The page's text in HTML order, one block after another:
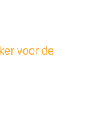
voor de